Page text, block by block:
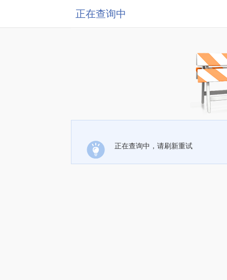
正在查询中
正在查询中，请刷新重试